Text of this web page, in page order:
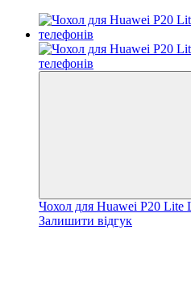
Чохол для Huawei P20 Lite
Залишити відгук